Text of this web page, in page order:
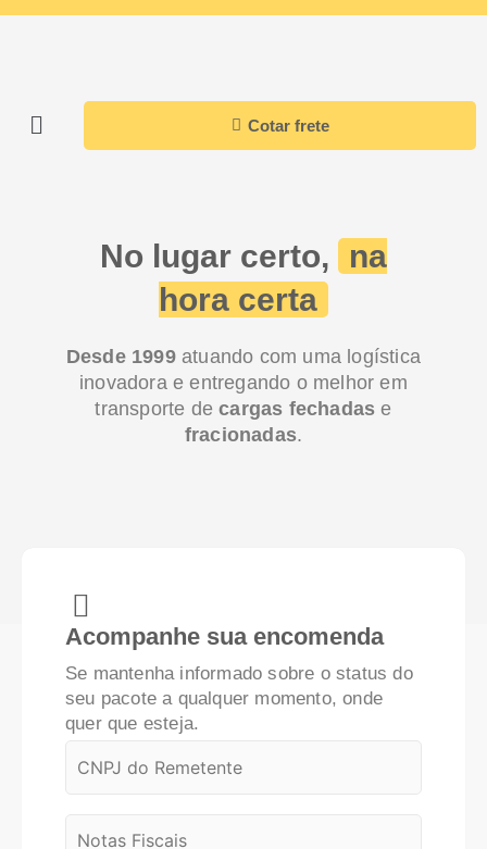
Menu Cotar frete
No lugar certo,
na
hora certa
Desde 1999atuando com uma logística
inovadora e entregando o melhor em
transporte decargas fechadas e
fracionadas.
Acompanhe sua encomenda
Se mantenha informado sobre o status do
seu pacote a qualquer momento, onde
quer que esteja.